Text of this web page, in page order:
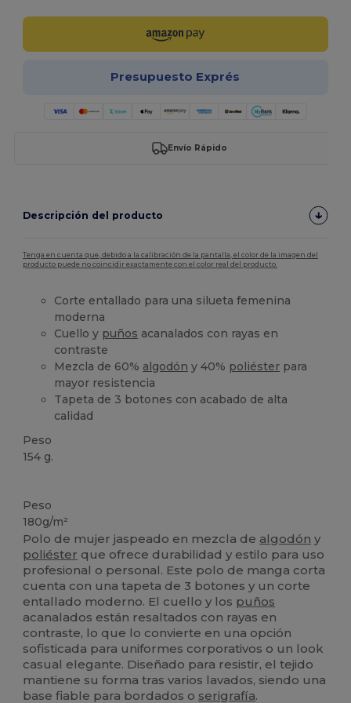
Presupuesto Exprés
Envío Rápido
Descripción del producto
Tenga en cuenta que, debido a la calibración de la pantalla, el color de la imagen del
producto puede no coincidir exactamente con el color real del producto.
Corte entallado para una silueta femenina
moderna
Cuello y puños acanalados con rayas en
contraste
Mezcla de 60% algodón y 40% poliéster para
mayor resistencia
Tapeta de 3 botones con acabado de alta
calidad
Peso
154 g.
Peso
180g/m²
Polo de mujer jaspeado en mezcla de algodón y
poliéster que ofrece durabilidad y estilo para uso
profesional o personal. Este polo de manga corta
cuenta con una tapeta de 3 botones y un corte
entallado moderno. El cuello y los puños
acanalados están resaltados con rayas en
contraste, lo que lo convierte en una opción
sofisticada para uniformes corporativos o un look
casual elegante. Diseñado para resistir, el tejido
mantiene su forma tras varios lavados, siendo una
base fiable para bordados o serigrafía.